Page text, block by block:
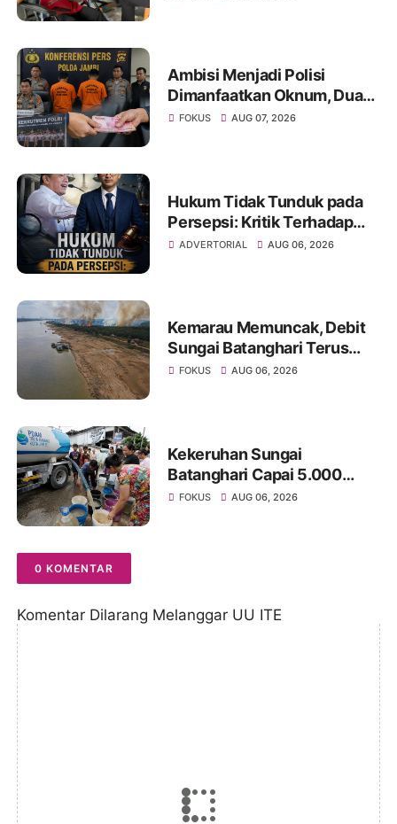
Ambisi Menjadi Polisi
Dimanfaatkan Oknum, Dua
Anggota Polda Jambi Diduga
FOKUS AUG 07, 2026
Hukum Tidak Tunduk pada
Persepsi: Kritik Terhadap
Monopoli Kebenaran oleh
ADVERTORIAL AUG 06, 2026
Kemarau Memuncak, Debit
Sungai Batanghari Terus
Menyusut, Jambi Hadapi
FOKUS AUG 06, 2026
Kekeruhan Sungai
Batanghari Capai 5.000
NTU, Distribusi Air PDAM
FOKUS AUG 06, 2026
0 KOMENTAR
Komentar Dilarang Melanggar UU ITE